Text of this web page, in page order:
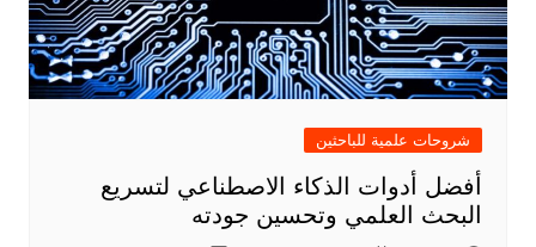
شروحات علمية للباحثين
أفضل أدوات الذكاء الاصطناعي لتسريع
البحث العلمي وتحسين جودته